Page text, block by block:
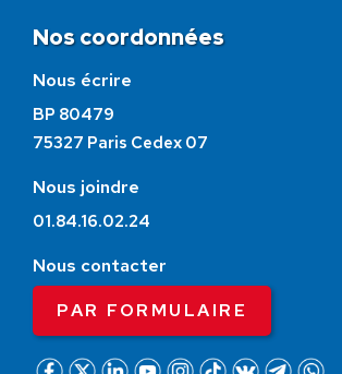
Nos coordonnées
Nous écrire
BP 80479
75327 Paris Cedex 07
Nous joindre
01.84.16.02.24
Nous contacter
PAR FORMULAIRE